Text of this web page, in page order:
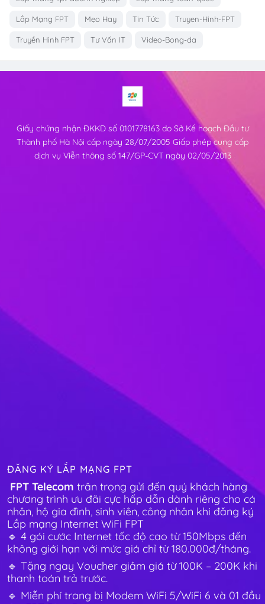
Lắp Mạng FPT Mẹo Hay Tin Tức Truyen-Hinh-FPT
Truyền Hình FPT Tư Vấn IT Video-Bong-da
Giấy chứng nhận ĐKKD số 0101778163 do Sở Kế hoạch Đầu tư
Thành phố Hà Nội cấp ngày 28/07/2005 Giấp phép cung cấp
dịch vụ Viễn thông số 147/GP-CVT ngày 02/05/2013
ĐĂNG KÝ LẮP MẠNG FPT
FPT Telecom trân trọng gửi đến quý khách hàng
chương trình ưu đãi cực hấp dẫn dành riêng cho cá
nhân, hộ gia đình, sinh viên, công nhân khi đăng ký
Lắp mạng Internet WiFi FPT
🔹 4 gói cước Internet tốc độ cao từ 150Mbps đến
không giới hạn với mức giá chỉ từ 180.000đ/tháng.
🔹 Tặng ngay Voucher giảm giá từ 100K – 200K khi
thanh toán trả trước.
🔹 Miễn phí trang bị Modem WiFi 5/WiFi 6 và 01 đầu